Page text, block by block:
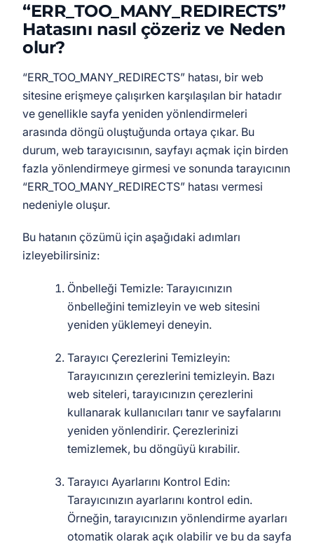
“ERR_TOO_MANY_REDIRECTS”
Hatasını nasıl çözeriz ve Neden
olur?
“ERR_TOO_MANY_REDIRECTS” hatası, bir web
sitesine erişmeye çalışırken karşılaşılan bir hatadır
ve genellikle sayfa yeniden yönlendirmeleri
arasında döngü oluştuğunda ortaya çıkar. Bu
durum, web tarayıcısının, sayfayı açmak için birden
fazla yönlendirmeye girmesi ve sonunda tarayıcının
“ERR_TOO_MANY_REDIRECTS” hatası vermesi
nedeniyle oluşur.
Bu hatanın çözümü için aşağıdaki adımları
izleyebilirsiniz:
Önbelleği Temizle: Tarayıcınızın
önbelleğini temizleyin ve web sitesini
yeniden yüklemeyi deneyin.
Tarayıcı Çerezlerini Temizleyin:
Tarayıcınızın çerezlerini temizleyin. Bazı
web siteleri, tarayıcınızın çerezlerini
kullanarak kullanıcıları tanır ve sayfalarını
yeniden yönlendirir. Çerezlerinizi
temizlemek, bu döngüyü kırabilir.
Tarayıcı Ayarlarını Kontrol Edin:
Tarayıcınızın ayarlarını kontrol edin.
Örneğin, tarayıcınızın yönlendirme ayarları
otomatik olarak açık olabilir ve bu da sayfa